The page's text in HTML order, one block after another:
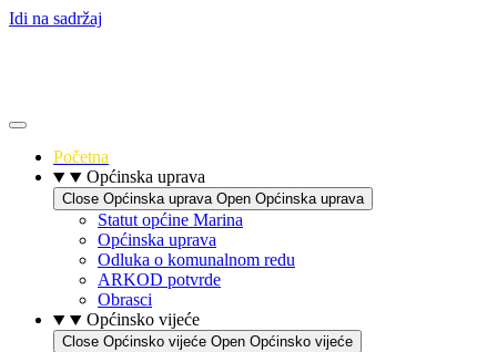
Idi na sadržaj
Početna
Općinska uprava
Close Općinska uprava Open Općinska uprava
Statut općine Marina
Općinska uprava
Odluka o komunalnom redu
ARKOD potvrde
Obrasci
Općinsko vijeće
Close Općinsko vijeće Open Općinsko vijeće